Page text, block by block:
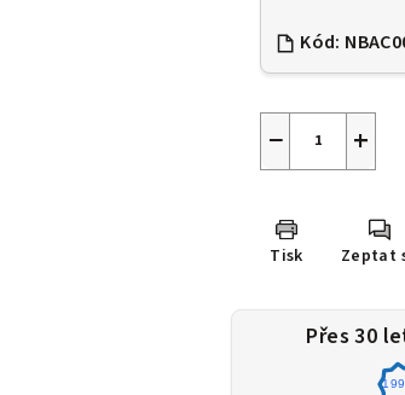
Kód:
+
−
Tisk Zeptat
Přes 30